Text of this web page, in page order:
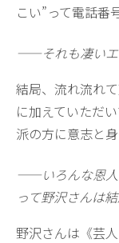
こい”って電話番
——それも凄い
結局、流れ流れ
に加えていただ
派の方に意志と
——いろんな恩人
って野沢さんは
野沢さんは《芸